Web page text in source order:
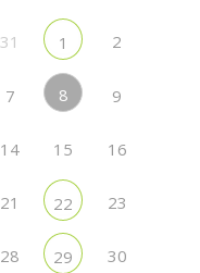
31 1 2
7 8 9
14 15 16
21 22 23
28 29 30